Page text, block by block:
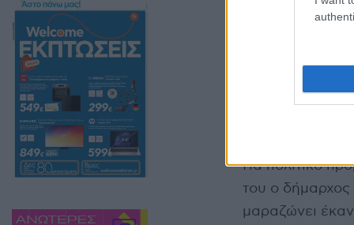
Για πολιτικό
του ο δήμαρχος
μαραζώνει